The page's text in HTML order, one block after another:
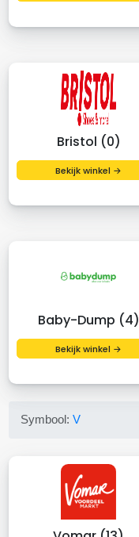
Bristol (0)
Bekijk winkel →
Baby-Dump (4)
Bekijk winkel →
Symbool:V